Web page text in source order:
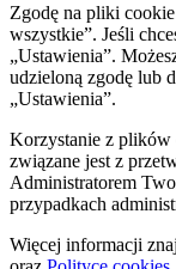
Zgodę na pliki
wszystkie”. Jeśli
„Ustawienia”.
udzieloną zgodę lub
„Ustawienia”.
Korzystanie z plików
związane jest z
Administratorem
przypadkach
Więcej informacji